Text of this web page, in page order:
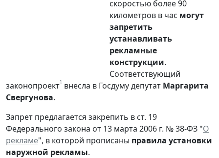
скоростью более 90
километров в час могут
запретить
устанавливать
рекламные
конструкции.
Соответствующий
законопроект1 внесла в Госдуму депутат Маргарита
Свергунова.
Запрет предлагается закрепить в ст. 19
Федерального закона от 13 марта 2006 г. № 38-ФЗ "О
рекламе", в которой прописаны правила установки
наружной рекламы.